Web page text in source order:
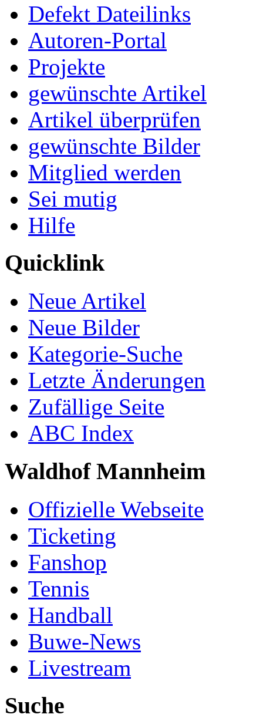
Defekt Dateilinks
Autoren-Portal
Projekte
gewünschte Artikel
Artikel überprüfen
gewünschte Bilder
Mitglied werden
Sei mutig
Hilfe
Quicklink
Neue Artikel
Neue Bilder
Kategorie-Suche
Letzte Änderungen
Zufällige Seite
ABC Index
Waldhof Mannheim
Offizielle Webseite
Ticketing
Fanshop
Tennis
Handball
Buwe-News
Livestream
Suche